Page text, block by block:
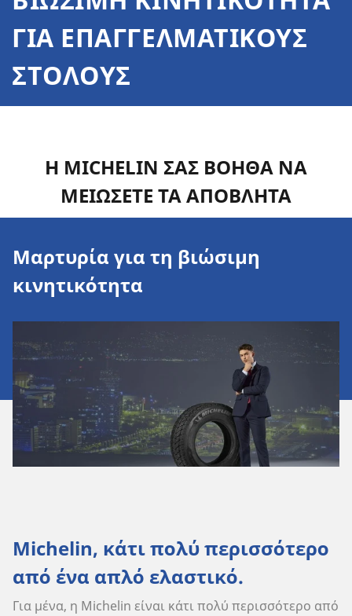
ΓΙΑ ΕΠΑΓΓΕΛΜΑΤΙΚΟΥΣ
ΣΤΟΛΟΥΣ
Η MICHELIN ΣΑΣ ΒΟΗΘΑ ΝΑ
ΜΕΙΩΣΕΤΕ ΤΑ ΑΠΟΒΛΗΤΑ
Μαρτυρία για τη βιώσιμη
κινητικότητα
Michelin, κάτι πολύ περισσότερο
από ένα απλό ελαστικό.
Για μένα, η Michelin είναι κάτι πολύ περισσότερο από